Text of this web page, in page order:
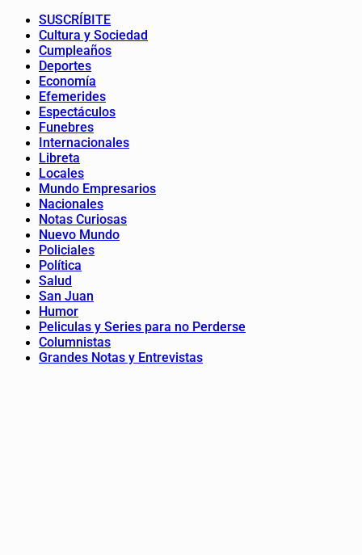
SUSCRÍBITE
Cultura y Sociedad
Cumpleaños
Deportes
Economía
Efemerides
Espectáculos
Funebres
Internacionales
Libreta
Locales
Mundo Empresarios
Nacionales
Notas Curiosas
Nuevo Mundo
Policiales
Política
Salud
San Juan
Humor
Peliculas y Series para no Perderse
Columnistas
Grandes Notas y Entrevistas